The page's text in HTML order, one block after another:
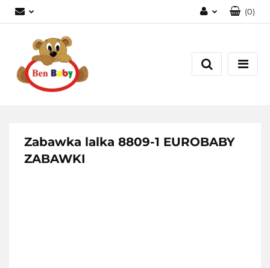
Zarejestruj się
Dodaj zgłoszenie
(0)
Zabawka lalka 8809-1 EUROBABY
ZABAWKI